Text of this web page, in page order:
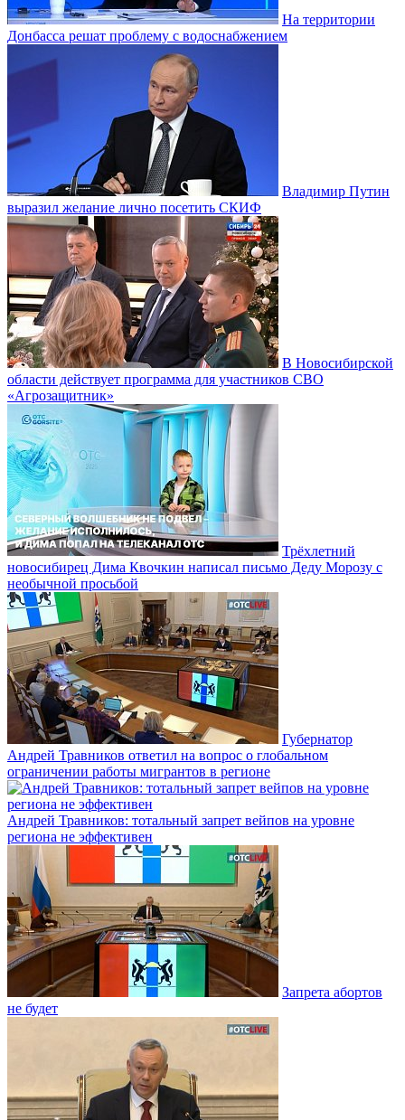
На территории
Донбасса решат проблему с водоснабжением
Владимир Путин
выразил желание лично посетить СКИФ
В Новосибирской
области действует программа для участников СВО
«Агрозащитник»
Трёхлетний
новосибирец Дима Квочкин написал письмо Деду Морозу с
необычной просьбой
Губернатор
Андрей Травников ответил на вопрос о глобальном
ограничении работы мигрантов в регионе
Андрей Травников: тотальный запрет вейпов на уровне
региона не эффективен
Запрета абортов
не будет